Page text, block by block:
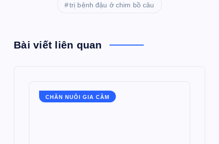
trị bệnh đậu ở chim bồ câu
Bài viết liên quan
CHĂN NUÔI GIA CẦM